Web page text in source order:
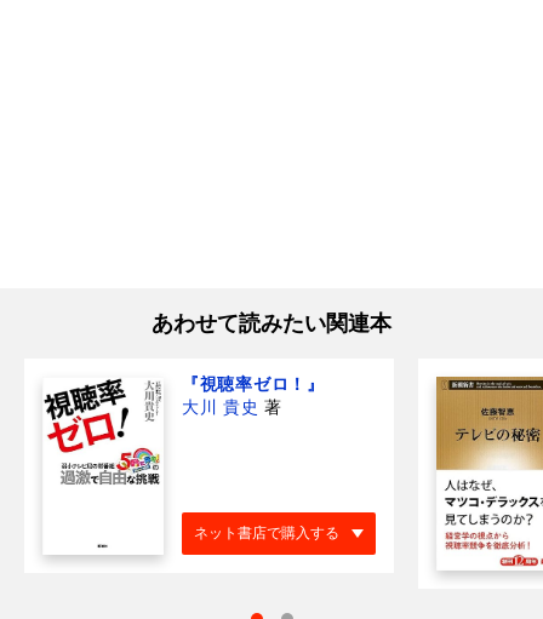
あわせて読みたい関連本
『視聴率ゼロ！』
大川 貴史 著
ネット書店で購入する